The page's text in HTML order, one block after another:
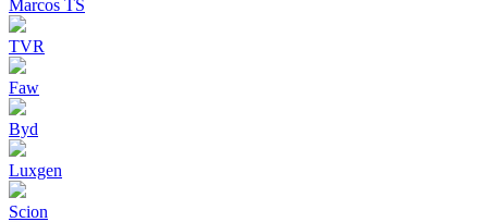
Marcos TS
TVR
Faw
Byd
Luxgen
Scion